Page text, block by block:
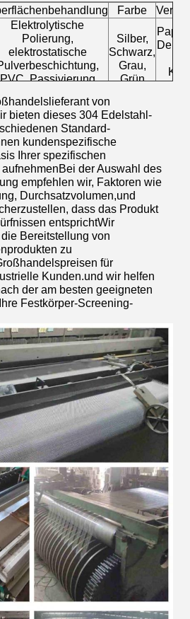
Farbe
Elektrolytische
Polierung,
elektrostatische
PVC, Passivierung
Silber,
Schwarz,
Grau,
Grün
von
bieten dieses 304 Edelstahl-
Standard-
kundenspezifische
Ihrer spezifischen
der Auswahl des
empfehlen wir, Faktoren wie
Durchsatzvolumen,und
dass das Produkt
entsprichtWir
Bereitstellung von
zu
für
Kunden.und wir helfen
der am besten geeigneten
Festkörper-Screening-